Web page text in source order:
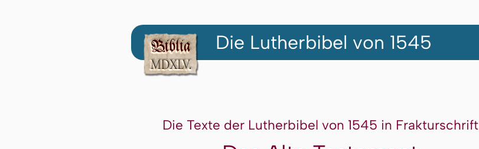
Die Lutherbibel von 1545
Die Texte der Lutherbibel von 1545 in Frakturschrift